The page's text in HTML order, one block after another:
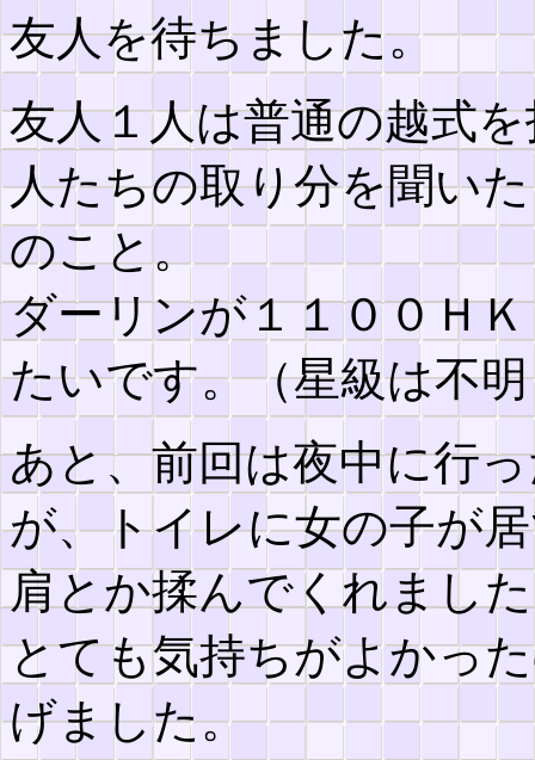
友人を待ちました。
友人１人は普通の越式
人たちの取り分を聞い
のこと。
ダーリンが１１００Ｈ
たいです。（星級は不
あと、前回は夜中に行
が、トイレに女の子が
肩とか揉んでくれまし
とても気持ちがよかっ
げました。